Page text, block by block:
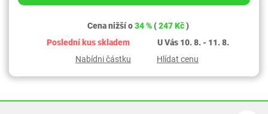
Cena nižší o34 %(247 Kč)
Poslední kus skladem
U Vás 10. 8. - 11. 8.
Nabídni částku
Hlídat cenu